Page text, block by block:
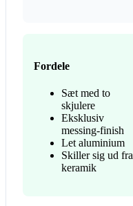
Fordele
Sæt med to
skjulere
Eksklusiv
messing-finish
Let aluminium
Skiller sig ud fra
keramik